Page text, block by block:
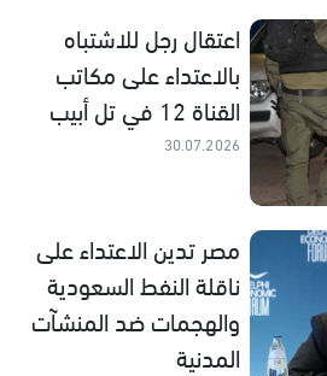
اعتقال رجل للاشتباه
بالاعتداء على مكاتب
القناة 12 في تل أبيب
30.07.2026
مصر تدين الاعتداء على
ناقلة النفط السعودية
والهجمات ضد المنشآت
المدنية